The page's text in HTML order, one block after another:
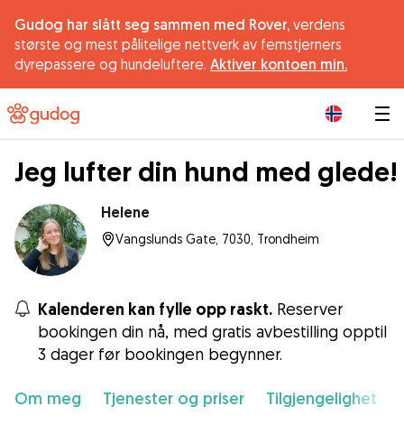
Gudog har slått seg sammen med Rover, verdens
største og mest pålitelige nettverk av femstjerners
dyrepassere og hundeluftere. Aktiver kontoen min.
Jeg lufter din hund med glede!
Helene
Vangslunds Gate, 7030, Trondheim
Kalenderen kan fylle opp raskt. Reserver
bookingen din nå, med gratis avbestilling opptil
3 dager før bookingen begynner.
Om meg Tjenester og priser Tilgjengelighet